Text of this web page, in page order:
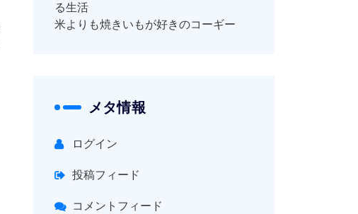
る生活
米よりも焼きいもが好きのコーギー
メタ情報
ログイン
投稿フィード
コメントフィード